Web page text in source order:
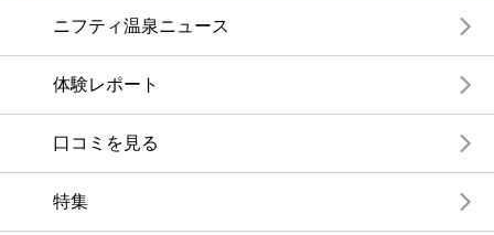
ニフティ温泉ニュース
体験レポート
口コミを見る
特集